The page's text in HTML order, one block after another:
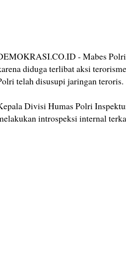
- Mabes
diduga terlibat aksi
telah disusupi jaringan teroris.
Divisi Humas Polri
introspeksi internal